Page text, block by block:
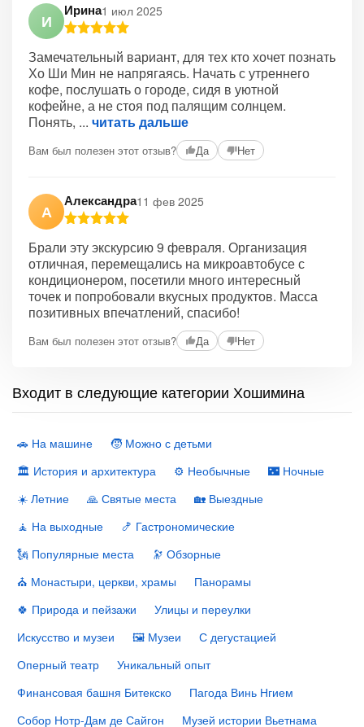
И
Ирина1 июл 2025
Замечательный вариант, для тех кто хочет познать
Хо Ши Мин не напрягаясь. Начать с утреннего
кофе, послушать о городе, сидя в уютной
кофейне, а не стоя под палящим солнцем.
Понять,
читать дальше
Вам был полезен этот отзыв? Да Нет
А
Александра11 фев 2025
Брали эту экскурсию 9 февраля. Организация
отличная, перемещались на микроавтобусе с
кондиционером, посетили много интересный
точек и попробовали вкусных продуктов. Масса
позитивных впечатлений, спасибо!
Вам был полезен этот отзыв? Да Нет
Входит в следующие категории Хошимина
🚗 На машине
🧒 Можно с детьми
🏛 История и архитектура
⚙️ Необычные
🌃 Ночные
☀️ Летние
🙏 Святые места
🏡 Выездные
🧘 На выходные
🍤 Гастрономические
🗽 Популярные места
🔭 Обзорные
⛪️ Монастыри, церкви, храмы
Панорамы
🍀 Природа и пейзажи
Улицы и переулки
Искусство и музеи
🖼 Музеи
С дегустацией
Оперный театр
Уникальный опыт
Финансовая башня Битекско
Пагода Винь Нгием
Собор Нотр-Дам де Сайгон
Музей истории Вьетнама